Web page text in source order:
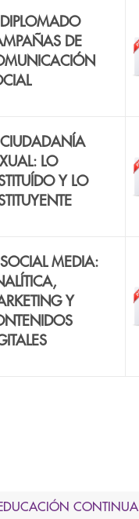
DE
LO
Y LO
MEDIA:
Y
CONTINUA